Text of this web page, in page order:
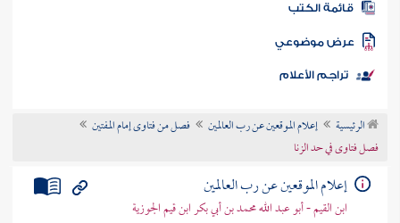
المكتبة
الكتب
موضوعي
تراجم الأعلام
الرئيسية إعلام الموقعين عن رب العالمين
فصل من فتاوى إمام المفتين
فصل فتاوى في حد الزنا
إعلام الموقعين عن رب العالمين
ابن القيم - أبو عبد الله محمد بن أبي بكر ابن قيم الجوزية